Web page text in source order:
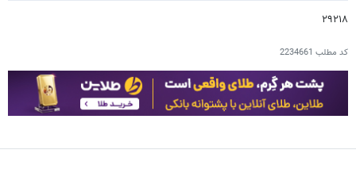
۲۹۲۱۸
کد مطلب 2234661